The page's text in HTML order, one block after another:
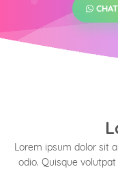
Lorem ipsum dolor sit
odio. Quisque